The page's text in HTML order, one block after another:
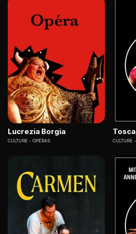
Lucrezia Borgia
CULTURE OPÉRAS
Tosca
CULTURE